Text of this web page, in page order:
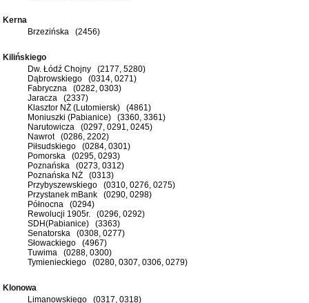
Kerna
Brzezińska (2456)
Kilińskiego
Dw. Łódź Chojny (2177, 5280)
Dąbrowskiego (0314, 0271)
Fabryczna (0282, 0303)
Jaracza (2337)
Klasztor NŻ (Lutomiersk) (4861)
Moniuszki (Pabianice) (3360, 3361)
Narutowicza (0297, 0291, 0245)
Nawrot (0286, 2202)
Piłsudskiego (0284, 0301)
Pomorska (0295, 0293)
Poznańska (0273, 0312)
Poznańska NŻ (0313)
Przybyszewskiego (0310, 0276, 0275)
Przystanek mBank (0290, 0298)
Północna (0294)
Rewolucji 1905r. (0296, 0292)
SDH(Pabianice) (3363)
Senatorska (0308, 0277)
Słowackiego (4967)
Tuwima (0288, 0300)
Tymienieckiego (0280, 0307, 0306, 0279)
Klonowa
Limanowskiego (0317, 0318)